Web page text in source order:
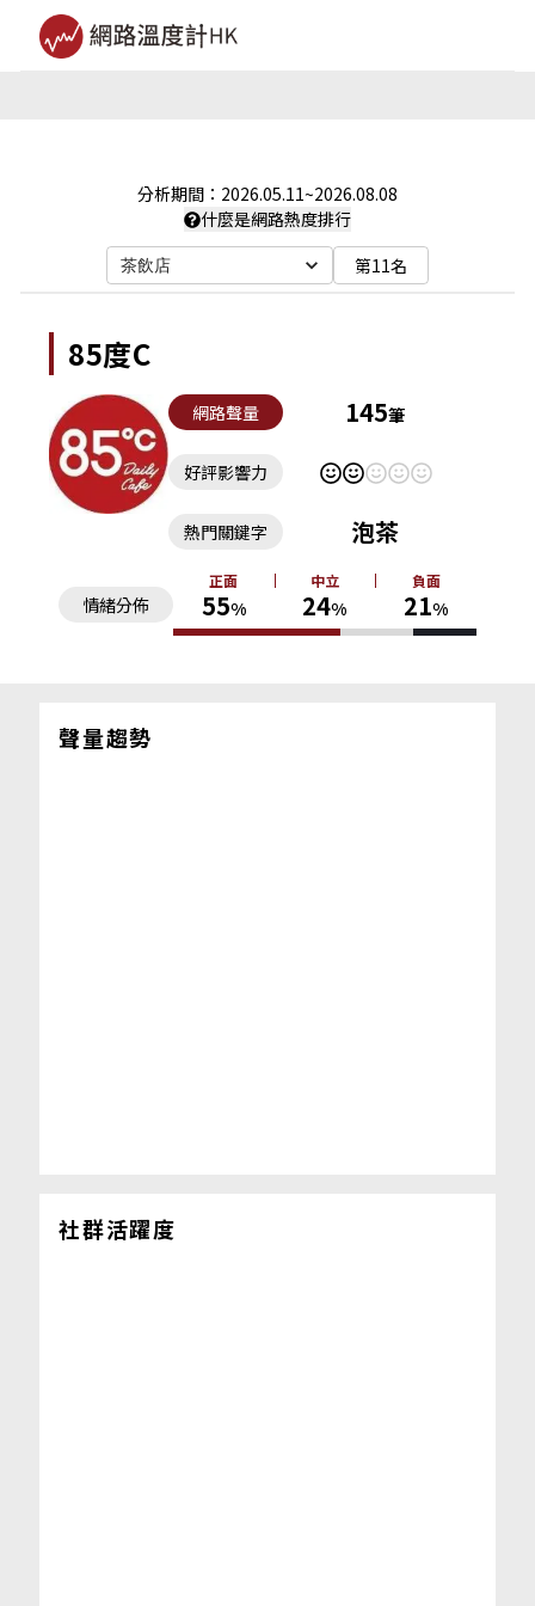
分析期間： 2026.05.11~2026.08.08
什麼是網路熱度排行
茶飲店 第11名
85度C
網路聲量 145筆
好評影響力
情緒分佈
正面
55%
中立
24%
負面
21%
熱門關鍵字 泡茶
聲量趨勢
社群活躍度